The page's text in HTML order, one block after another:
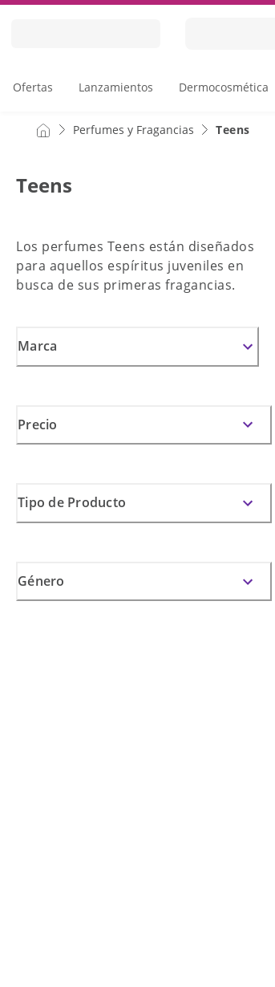
Skip
Ofertas Lanzamientos Dermocosmética
Perfumes y Fragancias Teens
Teens
Los perfumes Teens están diseñados
para aquellos espíritus juveniles en
busca de sus primeras fragancias.
Marca
Precio
Tipo de Producto
Género